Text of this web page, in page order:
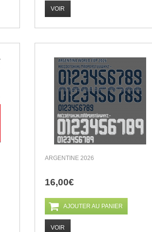
VOIR
ARGENTINE 2026
16,00€
AJOUTER AU PANIER
VOIR